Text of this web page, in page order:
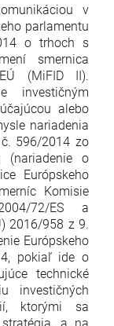
v
parlamentu
o trhoch s
smernica
(MiFID II).
investičným
alebo
nariadenia
596/2014 zo
o
Európskeho
Komisie
72/ES a
2016/958 z 9.
Európskeho
pokiaľ ide o
technické
investičných
ktorými sa
a na